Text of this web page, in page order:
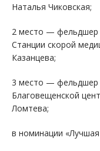
Наталья Чиковская;
2 место — фельдшер
Станции скорой
Казанцева;
3 место — фельдшер
Благовещенской
Ломтева;
в номинации